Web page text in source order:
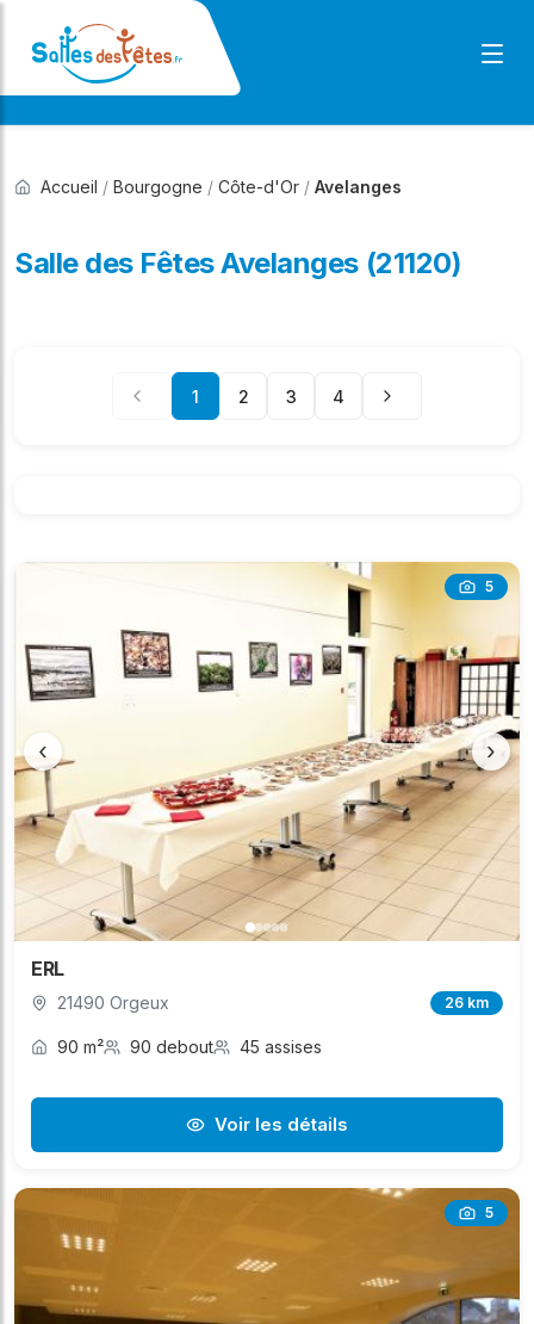
Accueil / Bourgogne / Côte-d'Or / Avelanges
Salle des Fêtes Avelanges (21120)
1 2 3 4
5
‹ ›
ERL
21490 Orgeux 26 km
90 m² 90 debout 45 assises
Voir les détails
5